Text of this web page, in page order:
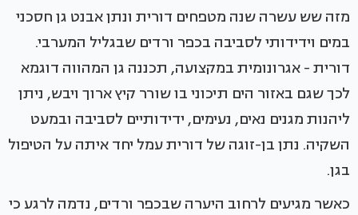
מזה שש עשרה שנה מטפחים דורית ונתן אבנט גן חסכני
במים וידידותי לסביבה בכפר ורדים שבגליל המערבי.
דורית - אגרונומית במקצועה, תכננה גן המהווה דוגמא
לכך שגם באזור הים תיכוני בו שורר קיץ ארוך ויבש, ניתן
ליהנות מגנים נאים, נעימים, ידידותיים לסביבה ובמעט
השקיה. נתן בן-זוגה של דורית עמל יחד איתה על הטיפול
בגן.
כאשר מגיעים לרחוב היערה שבכפר ורדים, נדמה לרגע כי